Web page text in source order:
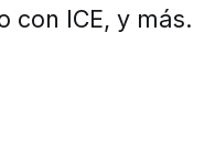
con ICE, y más.